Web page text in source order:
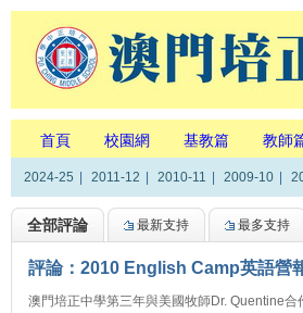
首頁 校園網 基教篇 教師
2024-25 2011-12 2010-11 2009-10
全部評論 最新支持 最多支持
評論：2010 English Camp英語營
澳門培正中學第三年與美國牧師Dr. Quentine